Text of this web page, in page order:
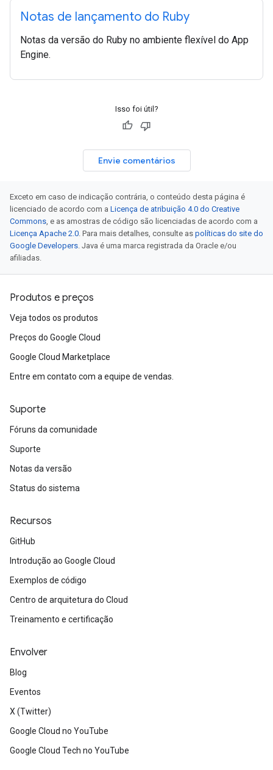
Notas de lançamento do Ruby
Notas da versão do Ruby no ambiente flexível do App
Engine.
Isso foi útil?
Envie comentários
Exceto em caso de indicação contrária, o conteúdo desta página é
licenciado de acordo com a Licença de atribuição 4.0 do Creative
Commons, e as amostras de código são licenciadas de acordo com a
Licença Apache 2.0. Para mais detalhes, consulte as políticas do site do
Google Developers. Java é uma marca registrada da Oracle e/ou
afiliadas.
Produtos e preços
Veja todos os produtos
Preços do Google Cloud
Google Cloud Marketplace
Entre em contato com a equipe de vendas.
Suporte
Fóruns da comunidade
Suporte
Notas da versão
Status do sistema
Recursos
GitHub
Introdução ao Google Cloud
Exemplos de código
Centro de arquitetura do Cloud
Treinamento e certificação
Envolver
Blog
Eventos
X (Twitter)
Google Cloud no YouTube
Google Cloud Tech no YouTube